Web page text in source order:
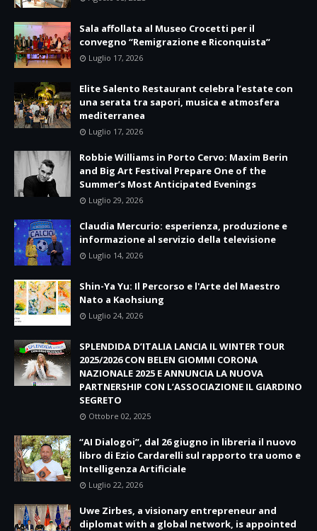
Sala affollata al Museo Crocetti per il
convegno “Remigrazione e Riconquista”
Luglio 17, 2026
Elite Salento Restaurant celebra l’estate con
una serata tra sapori, musica e atmosfera
mediterranea
Luglio 17, 2026
Robbie Williams in Porto Cervo: Maxim Berin
and Big Art Festival Prepare One of the
Summer’s Most Anticipated Evenings
Luglio 29, 2026
Claudia Mercurio: esperienza, produzione e
informazione al servizio della televisione
Luglio 14, 2026
Shin-Ya Yu: Il Percorso e l'Arte del Maestro
Nato a Kaohsiung
Luglio 24, 2026
SPLENDIDA D’ITALIA LANCIA IL WINTER TOUR
2025/2026 CON BELEN GIOMMI CORONA
NAZIONALE 2025 E ANNUNCIA LA NUOVA
PARTNERSHIP CON L’ASSOCIAZIONE IL GIARDINO
SEGRETO
Ottobre 02, 2025
“AI Dialogoi”, dal 26 giugno in libreria il nuovo
libro di Ezio Cardarelli sul rapporto tra uomo e
Intelligenza Artificiale
Luglio 22, 2026
Uwe Zirbes, a visionary entrepreneur and
diplomat with a global network, is appointed